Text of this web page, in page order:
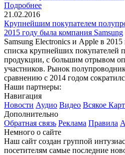
Подробнее
21.02.2016
Крупнейшим покупателем
2015 году была компания Samsung
Samsung Electronics и Apple в
списка крупнейших покупателей
продукции, с большим отрывом
участников. Рынок
сравнению с 2014 годом
Наши партнеры:
Навигация
Новости Аудио Видео Всякое
Дополнительно
Обратная связь Реклама Правила
Немного о сайте
Наш сайт создан группой
посетителям самые последние